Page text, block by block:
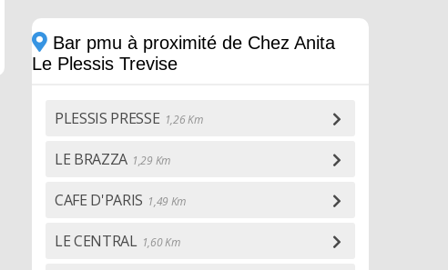
Bar pmu à proximité de Chez Anita
Le Plessis Trevise
PLESSIS PRESSE 1,26 Km
LE BRAZZA 1,29 Km
CAFE D'PARIS 1,49 Km
LE CENTRAL 1,60 Km